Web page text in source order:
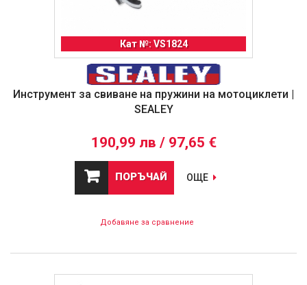
Кат №: VS1824
Инструмент за свиване на пружини на мотоциклети |
SEALEY
190,99 лв / 97,65 €
ПОРЪЧАЙ ОЩЕ
Добавяне за сравнение